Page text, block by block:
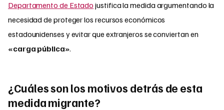
Departamento de Estado justifica la medida argumentando la
necesidad de proteger los recursos económicos
estadounidenses y evitar que extranjeros se conviertan en
«carga pública».
¿Cuáles son los motivos detrás de esta
medida migrante?